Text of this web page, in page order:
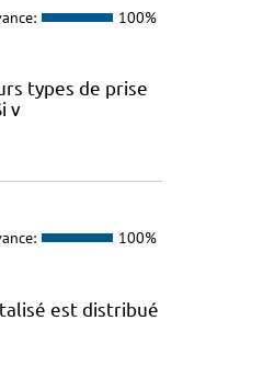
100%
types de prise
v
100%
est distribué